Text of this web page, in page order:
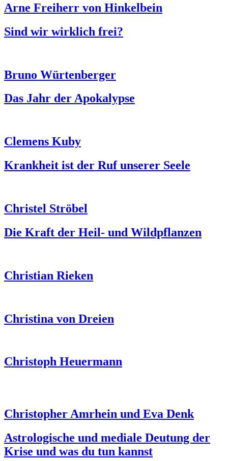
Arne Freiherr von Hinkelbein
Sind wir wirklich frei?
Bruno Würtenberger
Das Jahr der Apokalypse
Clemens Kuby
Krankheit ist der Ruf unserer Seele
Christel Ströbel
Die Kraft der Heil- und Wildpflanzen
Christian Rieken
Christina von Dreien
Christoph Heuermann
Christopher Amrhein und Eva Denk
Astrologische und mediale Deutung der
Krise und was du tun kannst